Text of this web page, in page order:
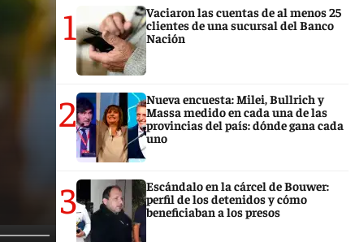
1
Vaciaron las cuentas de al menos 25
clientes de una sucursal del Banco
Nación
2
Nueva encuesta: Milei, Bullrich y
Massa medido en cada una de las
provincias del país: dónde gana cada
uno
3
Escándalo en la cárcel de Bouwer:
perfil de los detenidos y cómo
beneficiaban a los presos